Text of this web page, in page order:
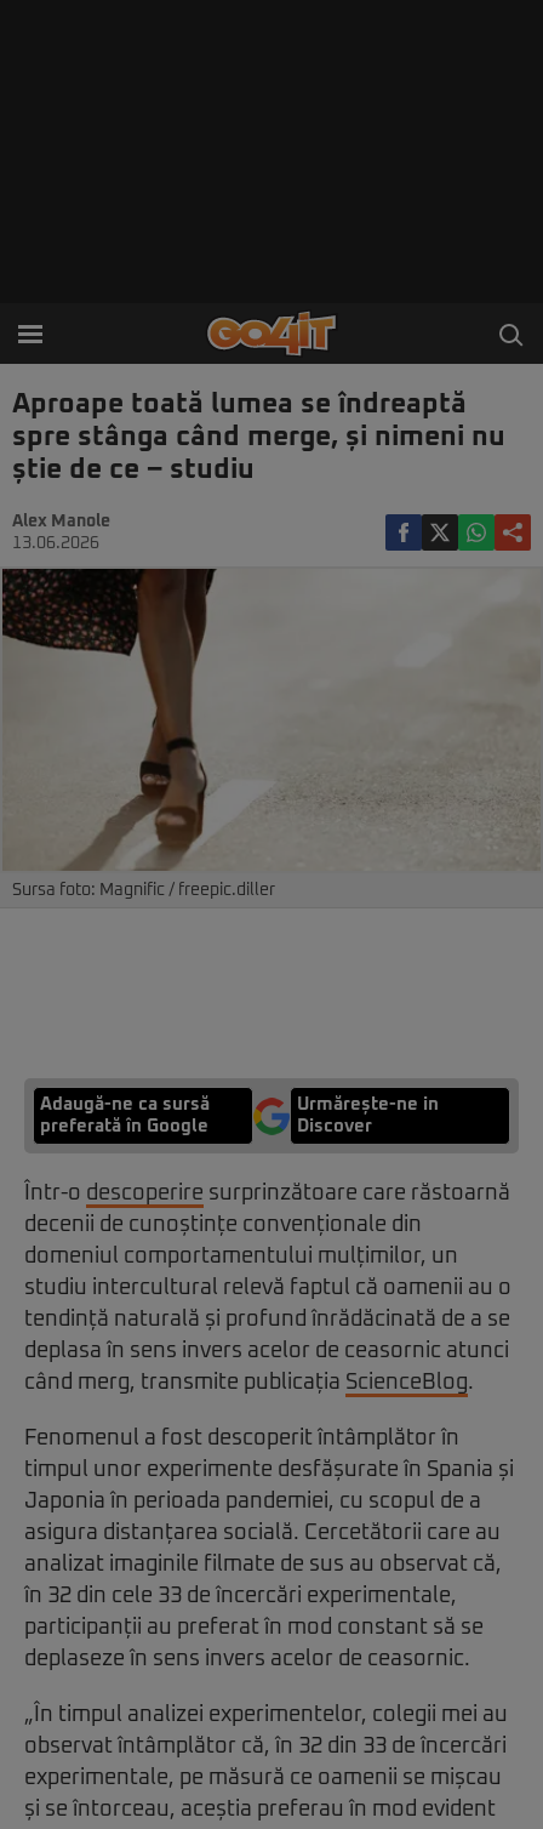
Aproape toată lumea se îndreaptă
spre stânga când merge, și nimeni nu
știe de ce – studiu
Alex Manole
13.06.2026
Sursa foto: Magnific / freepic.diller
Adaugă-ne ca sursă
preferată în Google
Urmărește-ne in
Discover
Într-o descoperire surprinzătoare care răstoarnă
decenii de cunoștințe convenționale din
domeniul comportamentului mulțimilor, un
studiu intercultural relevă faptul că oamenii au o
tendință naturală și profund înrădăcinată de a se
deplasa în sens invers acelor de ceasornic atunci
când merg, transmite publicația ScienceBlog.
Fenomenul a fost descoperit întâmplător în
timpul unor experimente desfășurate în Spania și
Japonia în perioada pandemiei, cu scopul de a
asigura distanțarea socială. Cercetătorii care au
analizat imaginile filmate de sus au observat că,
în 32 din cele 33 de încercări experimentale,
participanții au preferat în mod constant să se
deplaseze în sens invers acelor de ceasornic.
„În timpul analizei experimentelor, colegii mei au
observat întâmplător că, în 32 din 33 de încercări
experimentale, pe măsură ce oamenii se mișcau
și se întorceau, aceștia preferau în mod evident